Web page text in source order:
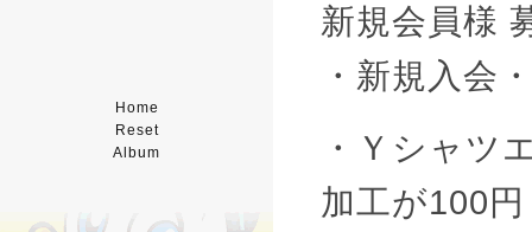
Home
Reset
Album
新規会員様
・新規入会
・Ｙシャツ
加工が100円